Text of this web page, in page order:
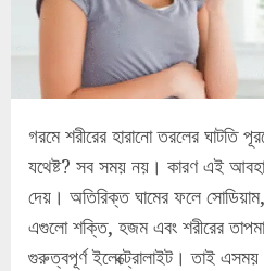
গরমে শরীরের হারানো তরলের ঘাটতি
যথেষ্ট? সব সময় নয়। কারণ এই
দেয়। অতিরিক্ত ঘামের ফলে
এগুলো শক্তি, হজম এবং শরীরের
গুরুত্বপূর্ণ ইলেক্ট্রোলাইট। তাই এসময়